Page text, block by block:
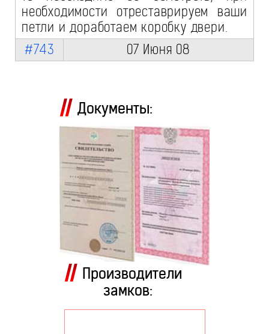
необходимости отреставрируем ваши
петли и доработаем коробку двери.
#743
07 Июня 08
Документы:
Производители
замков: